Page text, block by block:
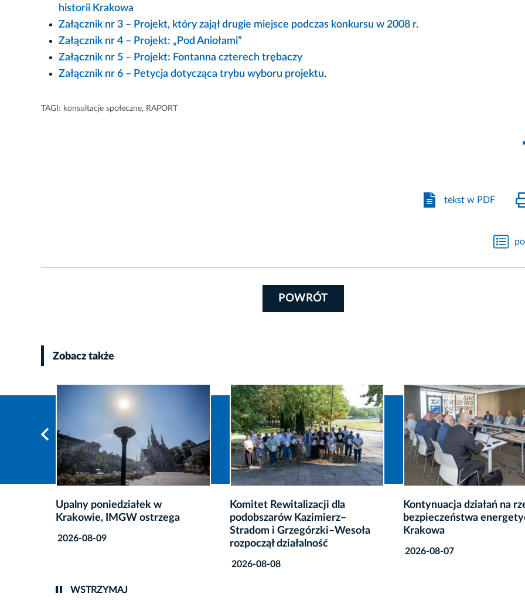
historii Krakowa
Załącznik nr 3 – Projekt, który zajął drugie miejsce podczas konkursu w 2008 r.
Załącznik nr 4 – Projekt: „Pod Aniołami”
Załącznik nr 5 – Projekt: Fontanna czterech trębaczy
Załącznik nr 6 – Petycja dotycząca trybu wyboru projektu.
TAGI: konsultacje społeczne, RAPORT
tekst w PDF
POWRÓT
Zobacz także
Komitet Rewitalizacji dla
podobszarów Kazimierz–
rozpoczął działalność
Kontynuacja działań na rzecz
bezpieczeństwa energetycznego
Krakowa
2026-08-07
Prawie 1000 rowerów
usuniętych z przestrzeni
miejskiej Krakowa
2026-08-07
WSTRZYMAJ